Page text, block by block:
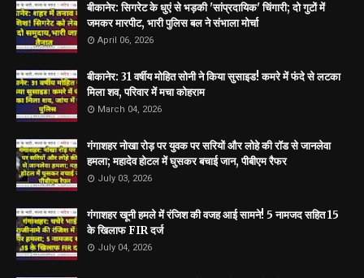
बीकानेर: सिगरेट के धुएं से भड़की 'सांप्रदायिक' चिंगारी; दो गुटों में
जमकर मारपीट, भारी पुलिस बल ने संभाला मोर्चा
April 06, 2026
बीकानेर: 31 वर्षीय मोहित सोनी ने किया सुसाइड! कमरे में फंदे से लटका
मिला शव, परिवार में मचा कोहराम
March 04, 2026
गंगाशहर नोखा रोड़ पर युवक पर सरियों और लोहे की रॉड से जानलेवा
हमला; महादेव होटल में घुसकर बचाई जान, पीबीएम रैफर
July 03, 2026
गंगाशहर खूनी हमले में रंजिश की वजह आई सामने! 5 नामजद सहित 15
के खिलाफ FIR दर्ज
July 04, 2026